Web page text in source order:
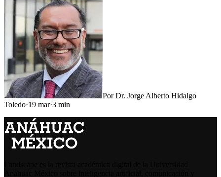
PorDr. Jorge Alberto Hidalgo
Toledo·19 mar·3 min